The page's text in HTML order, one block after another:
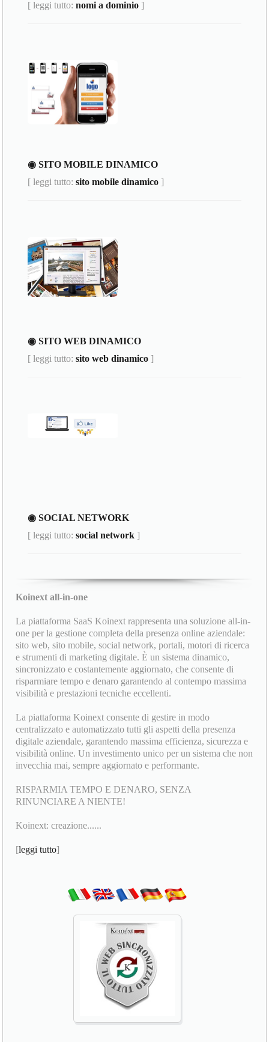
[ leggi tutto:nomi a dominio ]
◉ SITO MOBILE DINAMICO
[ leggi tutto:sito mobile dinamico ]
◉ SITO WEB DINAMICO
[ leggi tutto:sito web dinamico ]
◉ SOCIAL NETWORK
[ leggi tutto:social network ]
Koinext all-in-one
La piattaforma SaaS Koinext rappresenta una soluzione all-in-
one per la gestione completa della presenza online aziendale:
sito web, sito mobile, social network, portali, motori di ricerca
e strumenti di marketing digitale. È un sistema dinamico,
sincronizzato e costantemente aggiornato, che consente di
risparmiare tempo e denaro garantendo al contempo massima
visibilità e prestazioni tecniche eccellenti.
La piattaforma Koinext consente di gestire in modo
centralizzato e automatizzato tutti gli aspetti della presenza
digitale aziendale, garantendo massima efficienza, sicurezza e
visibilità online. Un investimento unico per un sistema che non
invecchia mai, sempre aggiornato e performante.
RISPARMIA TEMPO E DENARO, SENZA
RINUNCIARE A NIENTE!
Koinext: creazione......
[leggi tutto]